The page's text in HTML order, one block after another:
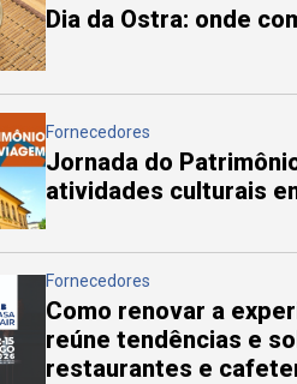
Dia da Ostra: onde
Fornecedores
Jornada do
atividades culturais
Fornecedores
Como renovar a
reúne tendências e
restaurantes e